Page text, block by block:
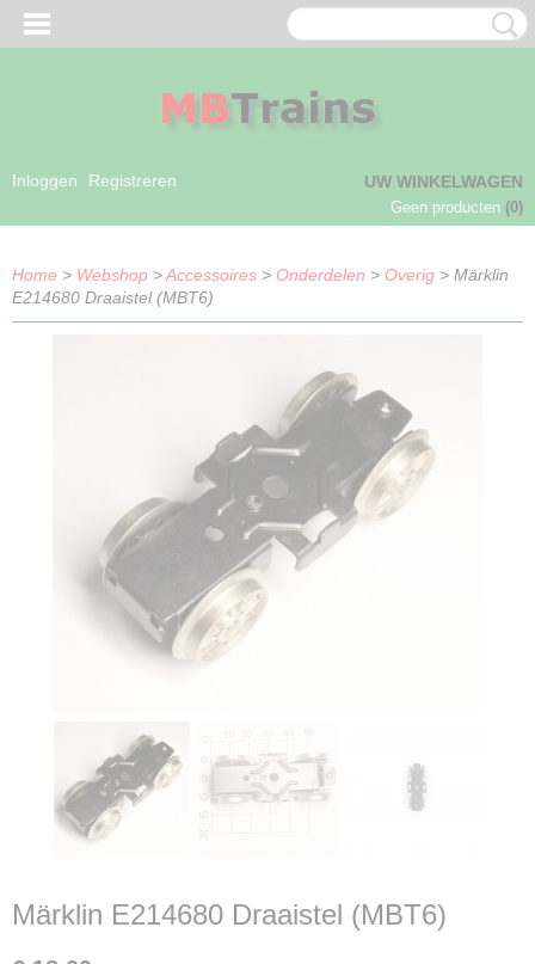
Inloggen Registreren UW WINKELWAGEN
Geen producten (0)
Home > Webshop >Accessoires > Onderdelen > Overig > Märklin
E214680 Draaistel (MBT6)
Märklin E214680 Draaistel (MBT6)